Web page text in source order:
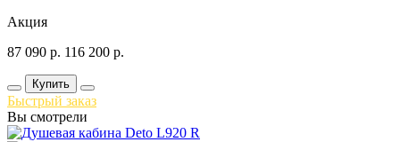
Акция
87 090 р. 116 200 р.
Купить
Быстрый заказ
Вы смотрели